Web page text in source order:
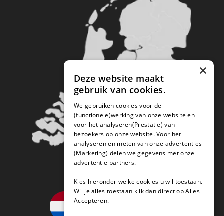
×
Deze website maakt
gebruik van cookies.
We gebruiken cookies voor de
(functionele)werking van onze website en
voor het analyseren(Prestatie) van
bezoekers op onze website. Voor het
analyseren en meten van onze advertenties
(Marketing) delen we gegevens met onze
advertentie partners.
Kies hieronder welke cookies u wil toestaan.
Wil je alles toestaan klik dan direct op Alles
Accepteren.